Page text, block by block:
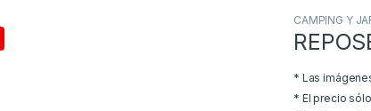
CAMPING Y
* Las
* El precio